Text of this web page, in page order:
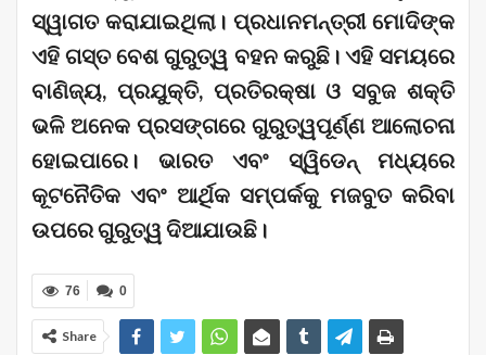
ସ୍ୱାଗତ କରାଯାଇଥିଲା। ପ୍ରଧାନମନ୍ତ୍ରୀ ମୋଦିଙ୍କ
ଏହି ଗସ୍ତ ବେଶ ଗୁରୁତ୍ୱ ବହନ କରୁଛି‌। ଏହି ସମୟରେ
ବାଣିଜ୍ୟ, ପ୍ରଯୁକ୍ତି, ପ୍ରତିରକ୍ଷା ଓ ସବୁଜ ଶକ୍ତି
ଭଳି ଅନେକ ପ୍ରସଙ୍ଗରେ ଗୁରୁତ୍ୱପୂର୍ଣ୍ଣ ଆଲୋଚନା
ହୋଇପାରେ। ଭାରତ ଏବଂ ସ୍ୱିଡେନ୍ ମଧ୍ୟରେ
କୂଟନୈତିକ ଏବଂ ଆର୍ଥିକ ସମ୍ପର୍କକୁ ମଜବୁତ କରିବା
ଉପରେ ଗୁରୁତ୍ୱ ଦିଆଯାଉଛି।
0
76
Share